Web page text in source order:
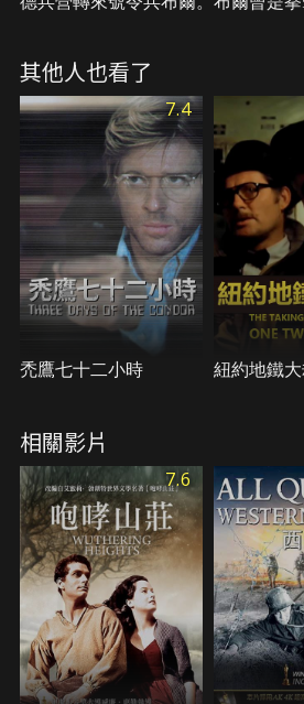
隊，但他就是不願意。那時太平洋地
懈，常常尋歡作樂，士官甚至和上
長則經常欺負布爾。布爾好友馬吉奧
逃跑失敗而被處決，布爾因此更消
其他人也看了
7.4
禿鷹七十二小時 紐約地鐵
相關影片
7.6